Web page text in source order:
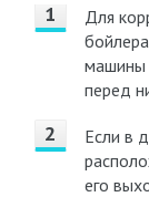
Для
машины
перед
Если в
его